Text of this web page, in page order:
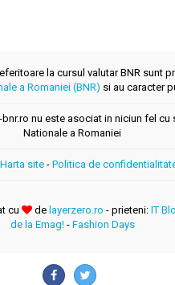
la cursul valutar BNR sunt
a Romaniei (BNR) si au caracter
nu este asociat in niciun fel cu
Nationale a Romaniei
Harta site - Politica de
cu de layerzero.ro - prieteni: IT
de la Emag!- Fashion Days